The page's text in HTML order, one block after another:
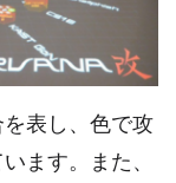
表し、色で攻
ます。また、